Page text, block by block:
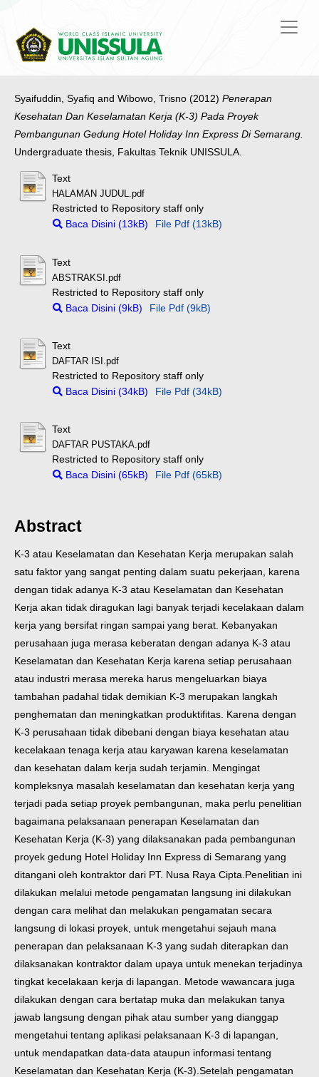
Syaifuddin, Syafiq and Wibowo, Trisno (2012) Penerapan
Kesehatan Dan Keselamatan Kerja (K-3) Pada Proyek
Pembangunan Gedung Hotel Holiday Inn Express Di Semarang.
Undergraduate thesis, Fakultas Teknik UNISSULA.
Text
HALAMAN JUDUL.pdf
Restricted to Repository staff only
Baca Disini (13kB)
File Pdf (13kB)
Text
ABSTRAKSI.pdf
Restricted to Repository staff only
Baca Disini (9kB)
File Pdf (9kB)
Text
DAFTAR ISI.pdf
Restricted to Repository staff only
Baca Disini (34kB)
File Pdf (34kB)
Text
DAFTAR PUSTAKA.pdf
Restricted to Repository staff only
Baca Disini (65kB)
File Pdf (65kB)
Abstract
K-3 atau Keselamatan dan Kesehatan Kerja merupakan salah
satu faktor yang sangat penting dalam suatu pekerjaan, karena
dengan tidak adanya K-3 atau Keselamatan dan Kesehatan
Kerja akan tidak diragukan lagi banyak terjadi kecelakaan dalam
kerja yang bersifat ringan sampai yang berat. Kebanyakan
perusahaan juga merasa keberatan dengan adanya K-3 atau
Keselamatan dan Kesehatan Kerja karena setiap perusahaan
atau industri merasa mereka harus mengeluarkan biaya
tambahan padahal tidak demikian K-3 merupakan langkah
penghematan dan meningkatkan produktifitas. Karena dengan
K-3 perusahaan tidak dibebani dengan biaya kesehatan atau
kecelakaan tenaga kerja atau karyawan karena keselamatan
dan kesehatan dalam kerja sudah terjamin.
Mengingat
kompleksnya masalah keselamatan dan kesehatan kerja yang
terjadi pada setiap proyek pembangunan, maka perlu penelitian
bagaimana pelaksanaan penerapan Keselamatan dan
Kesehatan Kerja (K-3) yang dilaksanakan pada pembangunan
proyek gedung Hotel Holiday Inn Express di Semarang yang
ditangani oleh kontraktor dari PT. Nusa Raya Cipta. Penelitian ini
dilakukan melalui metode pengamatan langsung ini dilakukan
dengan cara melihat dan melakukan pengamatan secara
langsung di lokasi proyek, untuk mengetahui sejauh mana
penerapan dan pelaksanaan K-3 yang sudah diterapkan dan
dilaksanakan kontraktor dalam upaya untuk menekan terjadinya
tingkat kecelakaan kerja di lapangan. Metode wawancara juga
dilakukan dengan cara bertatap muka dan melakukan tanya
jawab langsung dengan pihak atau sumber yang dianggap
mengetahui tentang aplikasi pelaksanaan K-3 di lapangan,
untuk mendapatkan data-data ataupun informasi tentang
Keselamatan dan Kesehatan Kerja (K-3). Setelah pengamatan